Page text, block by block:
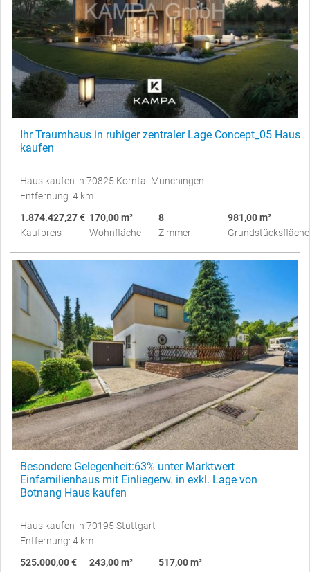
Ihr Traumhaus in ruhiger zentraler Lage Concept_05 Haus
kaufen
Haus kaufen in 70825 Korntal-Münchingen
Entfernung: 4 km
1.874.427,27 €
Kaufpreis
170,00 m²
Wohnfläche
8
Zimmer
981,00 m²
Grundstücksfläche
Besondere Gelegenheit:63% unter Marktwert
Einfamilienhaus mit Einliegerw. in exkl. Lage von
Botnang Haus kaufen
Haus kaufen in 70195 Stuttgart
Entfernung: 4 km
525.000,00 €
243,00 m² 517,00 m²